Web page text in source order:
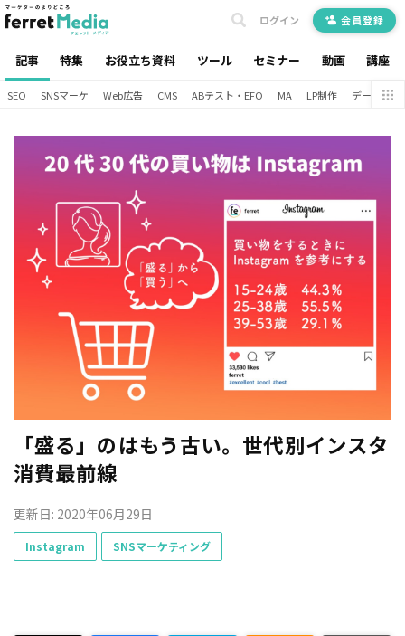
記事 特集 お役立ち資料 ツール セミナー 動画 講座
ログイン 会員登録
SEO SNSマーケ Web広告 CMS ABテスト・EFO MA LP制作 データ分析
「盛る」のはもう古い。世代別インスタ
消費最前線
更新日: 2020年06月29日
Instagram SNSマーケティング